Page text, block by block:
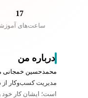
17
ساعت‌های
درباره من
محمدحسین خمجانی
مدیریت کسب‌وکار از
است؛ ایشان کار خود